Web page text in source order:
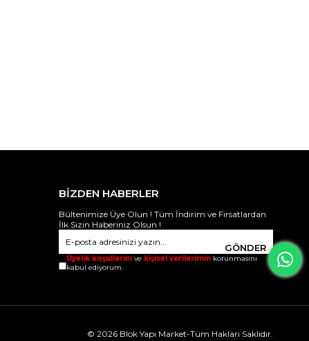
BİZDEN HABERLER
Bültenimize Üye Olun ! Tüm İndirim ve Fırsatlardan
İlk Sizin Haberiniz Olsun !
GÖNDER
Üyelik koşullarınıve kişisel verileriminkorunmasını
kabul ediyorum.
© 2026 Blok Yapı Market-Tüm Hakları Saklıdır.